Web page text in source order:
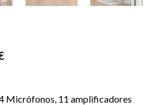
Micrófonos, 11 amplificadores